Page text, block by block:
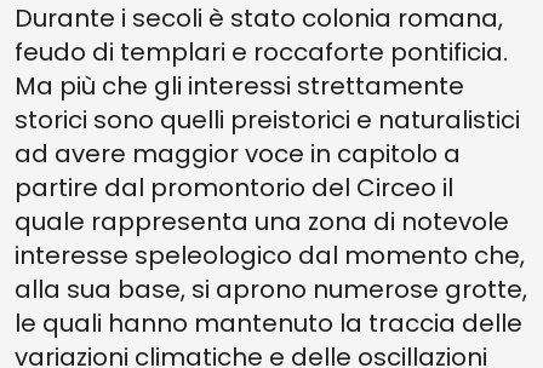
Durante i secoli è stato colonia romana,
feudo di templari e roccaforte pontificia.
Ma più che gli interessi strettamente
storici sono quelli preistorici e naturalistici
ad avere maggior voce in capitolo a
partire dal promontorio del Circeo il
quale rappresenta una zona di notevole
interesse speleologico dal momento che,
alla sua base, si aprono numerose grotte,
le quali hanno mantenuto la traccia delle
variazioni climatiche e delle oscillazioni